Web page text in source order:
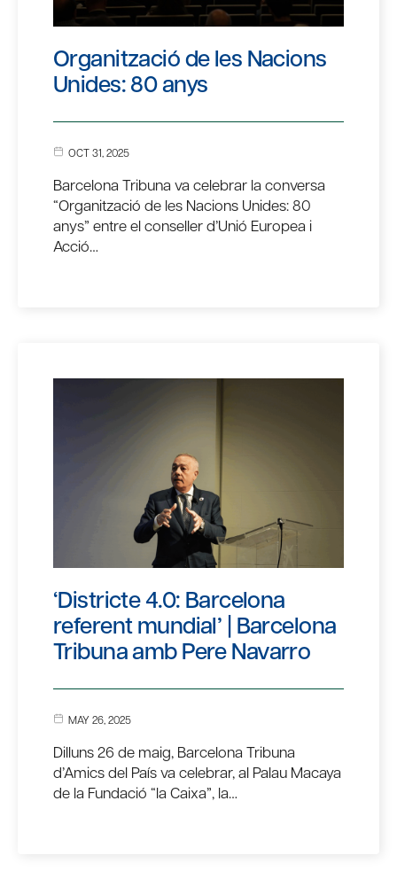
Organització de les Nacions
Unides: 80 anys
OCT 31, 2025
Barcelona Tribuna va celebrar la conversa
“Organització de les Nacions Unides: 80
anys” entre el conseller d’Unió Europea i
Acció…
‘Districte 4.0: Barcelona
referent mundial’ | Barcelona
Tribuna amb Pere Navarro
MAY 26, 2025
Dilluns 26 de maig, Barcelona Tribuna
d’Amics del País va celebrar, al Palau Macaya
de la Fundació “la Caixa”, la…